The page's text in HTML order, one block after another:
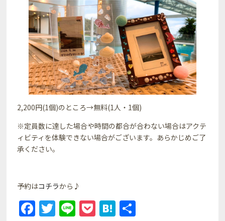
2,200円(1個)のところ→無料(1人・1個)
※定員数に達した場合や時間の都合が合わない場合はアクテ
ィビティを体験できない場合がございます。あらかじめご了
承ください。
予約はコチラから♪
F T Li P H